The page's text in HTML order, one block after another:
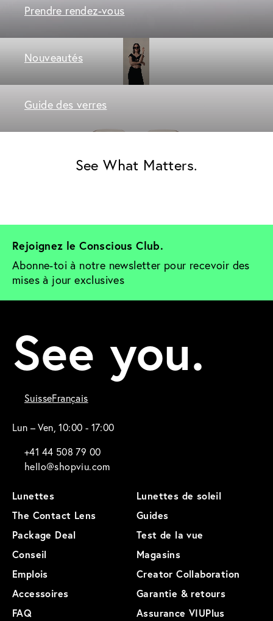
Prendre rendez-vous
Nouveautés
Guide des verres
See What Matters.
Rejoignez le Conscious Club.
Abonne-toi à notre newsletter pour recevoir des
mises à jour exclusives
See you.
SuisseFrançais
Lun – Ven, 10:00 - 17:00
+41 44 508 79 00
hello@shopviu.com
Lunettes
Lunettes de soleil
The Contact Lens
Guides
Package Deal
Test de la vue
Conseil
Magasins
Emplois
Creator Collaboration
Accessoires
Garantie & retours
FAQ
Assurance VIUPlus